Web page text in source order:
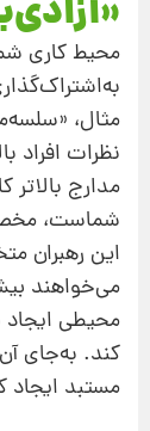
محیط کاری
مثال،
نظرات افراد
مدارج بالاتر
شماست،
این رهبران
می‌خواهند
محیطی ایجاد
کند. به‌جای‌
مستبد